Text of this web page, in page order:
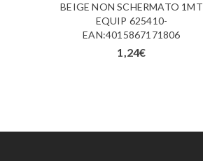
BEIGE NON SCHERMATO 1MT
EQUIP 625410-
EAN:4015867171806
1,24€